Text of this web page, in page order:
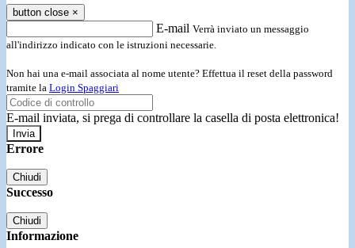
button close ×
E-mail Verrà inviato un messaggio
all'indirizzo indicato con le istruzioni necessarie.
Non hai una e-mail associata al nome utente? Effettua il reset della password
tramite la Login Spaggiari
E-mail inviata, si prega di controllare la casella di posta elettronica!
Errore
Chiudi
Successo
Chiudi
Informazione